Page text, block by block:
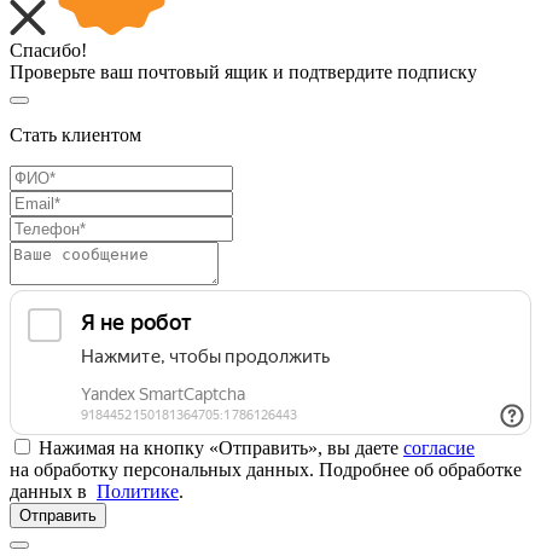
Спасибо!
Проверьте ваш почтовый ящик и подтвердите подписку
Стать клиентом
Нажимая на кнопку «Отправить», вы даете согласие
на обработку персональных данных. Подробнее об обработке
данных в Политике.
Отправить